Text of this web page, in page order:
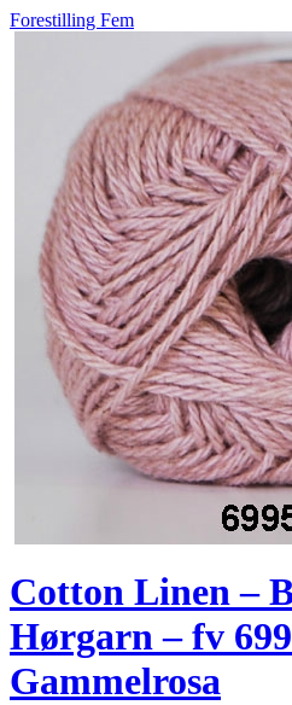
Forestilling Fem
Cotton Linen –
Hørgarn – fv
Gammelrosa